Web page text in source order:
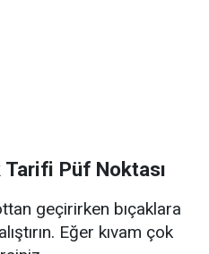
Tarifi Püf Noktası
geçirirken bıçaklara
Eğer kıvam çok